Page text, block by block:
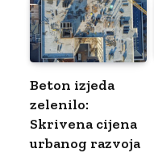
Beton izjeda
zelenilo:
Skrivena cijena
urbanog razvoja